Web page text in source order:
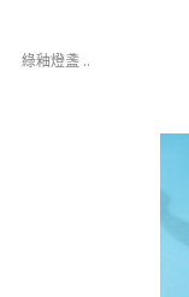
綠釉燈盞 ..